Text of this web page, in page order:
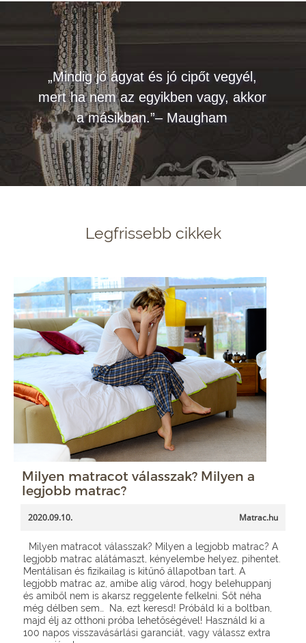
„Mindig jó ágyat és jó cipőt vegyél,
mert ha nem az egyikben vagy, akkor
a másikban.”– Maugham
Legfrissebb cikkek
Milyen matracot válasszak? Milyen a
legjobb matrac?
2020.09.10. Matrac.hu
Milyen matracot válasszak? Milyen a legjobb matrac? A
legjobb matrac alátámaszt, kényelembe helyez, pihentet.
Mentálisan és fizikailag is kitűnő állapotban tart. A
legjobb matrac az, amibe alig várod, hogy belehuppanj
és amiből nem is akarsz reggelente felkelni. Sőt néha
még délben sem… Na, ezt keresd! Próbáld ki a boltban,
majd élj az otthoni próba lehetőségével! Használd ki a
100 napos visszavásárlási garanciát, vagy válassz extra